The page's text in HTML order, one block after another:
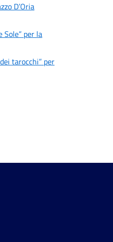
D’Oria
Sole” per la
tarocchi” per